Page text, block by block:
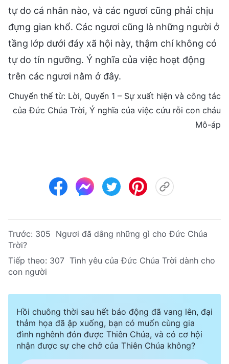
tự do cá nhân nào, và các ngươi cũng phải chịu
đựng gian khổ. Các ngươi cũng là những người ở
tầng lớp dưới đáy xã hội này, thậm chí không có
tự do tín ngưỡng. Ý nghĩa của việc hoạt động
trên các ngươi nằm ở đây.
Chuyển thể từ: Lời, Quyển 1 – Sự xuất hiện và công tác
của Đức Chúa Trời, Ý nghĩa của việc cứu rỗi con cháu
Mô-áp
Trước: 305 Ngươi đã dâng những gì cho Đức Chúa
Trời?
Tiếp theo: 307 Tình yêu của Đức Chúa Trời dành cho
con người
Hồi chuông thời sau hết báo động đã vang lên, đại
thảm họa đã ập xuống, bạn có muốn cùng gia
đình nghênh đón được Thiên Chúa, và có cơ hội
nhận được sự che chở của Thiên Chúa không?